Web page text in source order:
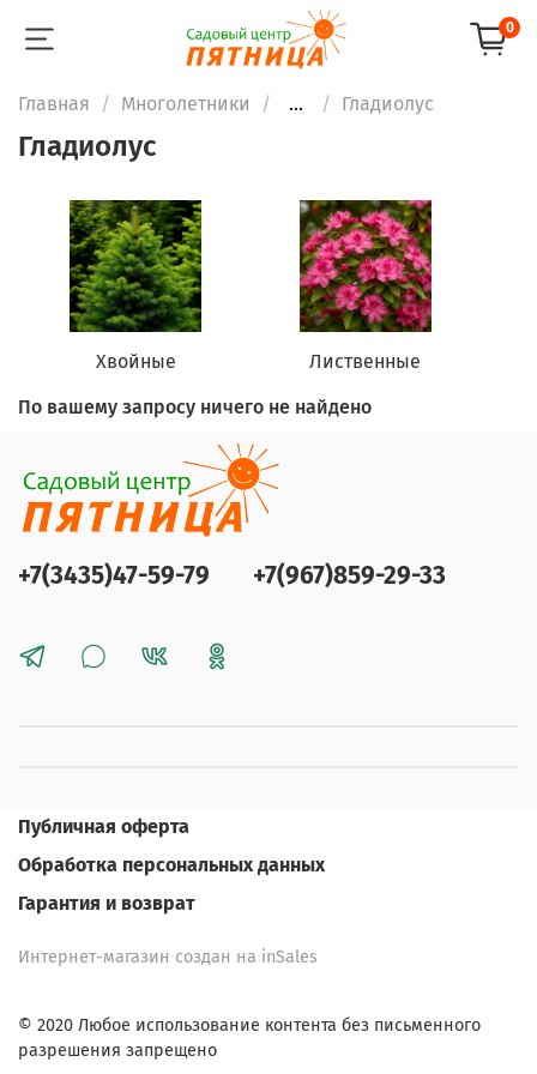
0
Главная Многолетники ... Гладиолус
Гладиолус
Хвойные
Лиственные
По вашему запросу ничего не найдено
+7(3435)47-59-79 +7(967)859-29-33
Публичная оферта
Обработка персональных данных
Гарантия и возврат
Интернет-магазин создан на inSales
© 2020 Любое использование контента без письменного
разрешения запрещено